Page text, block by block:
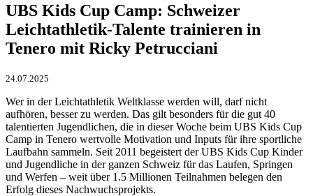
UBS Kids Cup Camp: Schweizer
Leichtathletik-Talente trainieren in
Tenero mit Ricky Petrucciani
24.07.2025
Wer in der Leichtathletik Weltklasse werden will, darf nicht
aufhören, besser zu werden. Das gilt besonders für die gut 40
talentierten Jugendlichen, die in dieser Woche beim UBS Kids Cup
Camp in Tenero wertvolle Motivation und Inputs für ihre sportliche
Laufbahn sammeln. Seit 2011 begeistert der UBS Kids Cup Kinder
und Jugendliche in der ganzen Schweiz für das Laufen, Springen
und Werfen – weit über 1.5 Millionen Teilnahmen belegen den
Erfolg dieses Nachwuchsprojekts.